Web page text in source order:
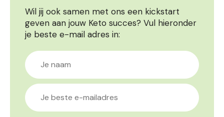
Wil jij ook samen met ons een kickstart
geven aan jouw Keto succes? Vul hieronder
je beste e-mail adres in: